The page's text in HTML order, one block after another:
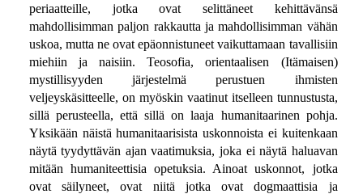
periaatteille, jotka ovat selittäneet kehittävänsä
mahdollisimman paljon rakkautta ja mahdollisimman vähän
uskoa, mutta ne ovat epäonnistuneet vaikuttamaan tavallisiin
miehiin ja naisiin. Teosofia, orientaalisen (Itämaisen)
mystillisyyden järjestelmä perustuen ihmisten
veljeyskäsitteelle, on myöskin vaatinut itselleen tunnustusta,
sillä perusteella, että sillä on laaja humanitaarinen pohja.
Yksikään näistä humanitaarisista uskonnoista ei kuitenkaan
näytä tyydyttävän ajan vaatimuksia, joka ei näytä haluavan
mitään humaniteettisia opetuksia. Ainoat uskonnot, jotka
ovat säilyneet, ovat niitä jotka ovat dogmaattisia ja